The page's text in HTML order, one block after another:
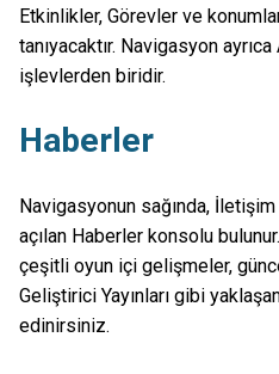
Etkinlikler, Görevler ve
tanıyacaktır. Navigasyon
işlevlerden biridir.
Haberler
Navigasyonun sağında,
açılan Haberler konsolu
çeşitli oyun içi gelişmeler,
Geliştirici Yayınları gibi
edinirsiniz.